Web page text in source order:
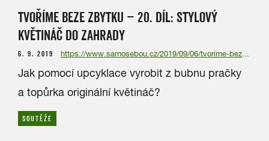
TVOŘÍME BEZE ZBYTKU – 20. DÍL: STYLOVÝ
KVĚTINÁČ DO ZAHRADY
6. 9. 2019 https://www.samosebou.cz/2019/09/06/tvorime-beze-zbytku-20-dil-stylovy-kvetinac-do-zahrady/
Jak pomocí upcyklace vyrobit z bubnu pračky
a topůrka originální květináč?
SOUTĚŽE